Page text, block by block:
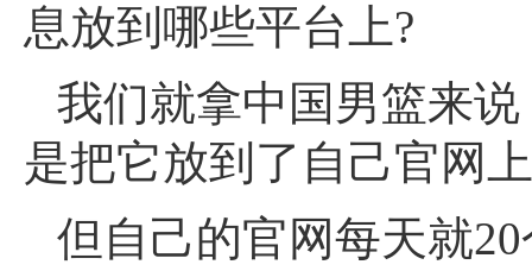
息放到哪些平台上?
我们就拿中国男篮来
是把它放到了自己官网
但自己的官网每天就